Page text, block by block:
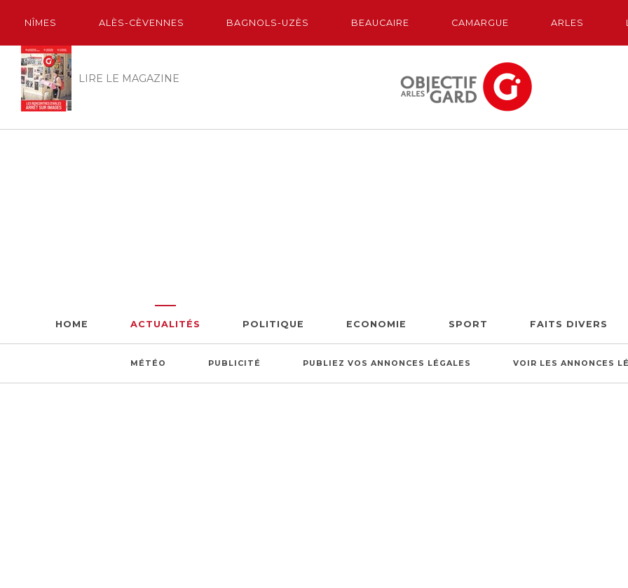
NÎMES ALÈS-CÈVENNES BAGNOLS-UZÈS BEAUCAIRE CAMARGUE ARLES
LIRE LE MAGAZINE
HOME ACTUALITÉS POLITIQUE ECONOMIE SPORT FAITS DIVERS
MÉTÉO PUBLICITÉ PUBLIEZ VOS ANNONCES LÉGALES VOIR LES ANNONCES